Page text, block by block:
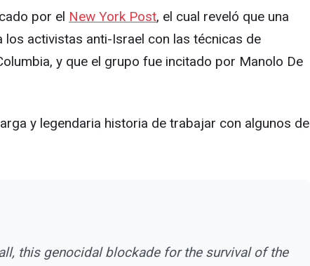
por el New York Post, el cual reveló que una
activistas anti-Israel con las técnicas de
y que el grupo fue incitado por Manolo De
y legendaria historia de trabajar con algunos de
this genocidal blockade for the survival of the